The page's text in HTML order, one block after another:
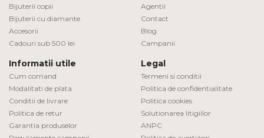
Bijuterii copii
Bijuterii cu diamante
Accesorii
Cadouri sub 500 lei
Agentii
Contact
Blog
Campanii
Informatii utile
Cum comand
Modalitati de plata
Conditii de livrare
Politica de retur
Garantia produselor
Legal
Termeni si conditii
Politica de confidentialitate
Politica cookies
Solutionarea litigiilor
ANPC